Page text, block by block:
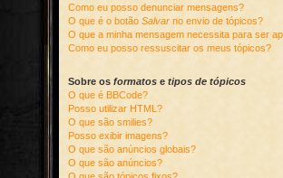
Como eu posso denunciar mensagens?
O que é o botão Salvar no envio de tópicos?
O que a minha mensagem necessita para ser
Como eu posso ressuscitar os meus tópicos?
Sobre os formatos e tipos de tópicos
O que é BBCode?
Posso utilizar HTML?
O que são smilies?
Posso exibir imagens?
O que são anúncios globais?
O que são anúncios?